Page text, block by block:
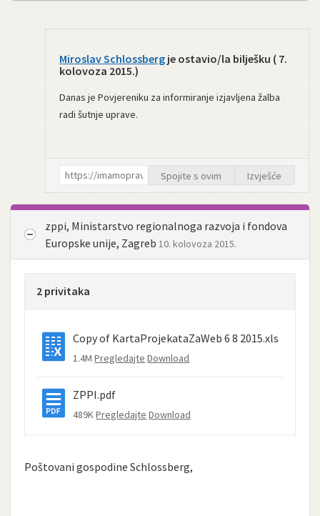
Miroslav Schlossberg je ostavio/la bilješku ( 7.
kolovoza 2015.)
Danas je Povjereniku za informiranje izjavljena žalba
radi šutnje uprave.
Spojite s ovim Izvješće
zppi, Ministarstvo regionalnoga razvoja i fondova
Europske unije, Zagreb 10. kolovoza 2015.
2 privitaka
Copy of KartaProjekataZaWeb 6 8 2015.xls
1.4MPregledajte Download
ZPPI.pdf
489KPregledajte Download
Poštovani gospodine Schlossberg,